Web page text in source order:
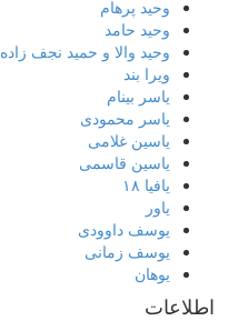
وحید پرهام
وحید حامد
وحید والا و حمید نجف زاده
ویرا بند
یاسر بینام
یاسر محمودی
یاسین غلامی
یاسین قاسمی
یافیا ۱۸
یاور
یوسف داوودی
یوسف زمانی
یوهان
اطلاعات